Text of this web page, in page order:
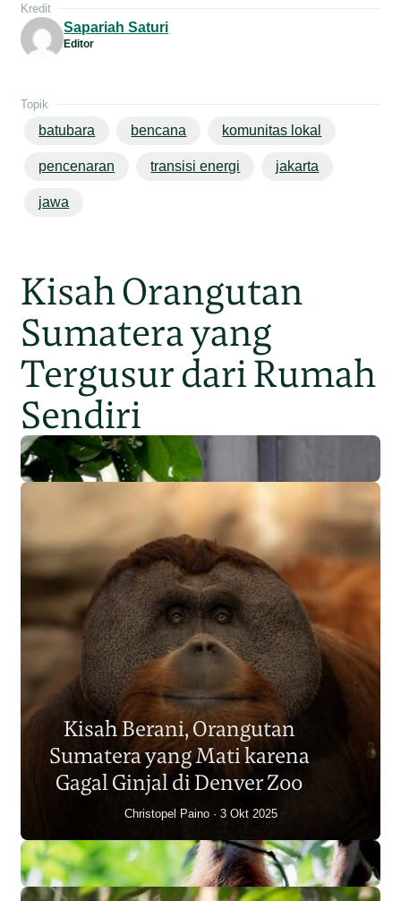
Kredit
Sapariah Saturi
Editor
Topik
batubara bencana komunitas lokal
pencenaran transisi energi jakarta
jawa
Kisah Orangutan
Sumatera yang
Tergusur dari Rumah
Sendiri
Populasi Orangutan
Sumatera Berkurang 2.700
Individu dalam Satu Dekade?
Junaidi Hanafiah 14 Jul 2026
Kisah Berani, Orangutan
Sumatera yang Mati karena
Gagal Ginjal di Denver Zoo
Christopel Paino 3 Okt 2025